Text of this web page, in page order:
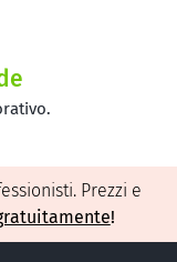
Prezzi e
!